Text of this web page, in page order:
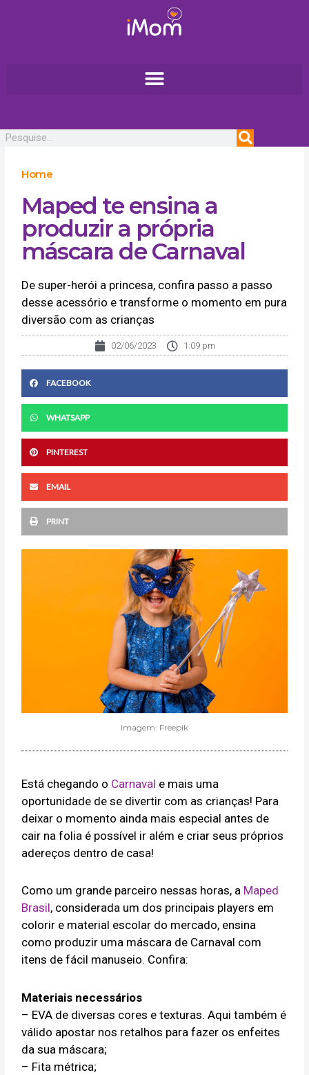
Home
Maped te ensina a
produzir a própria
máscara de Carnaval
De super-herói a princesa, confira passo a passo
desse acessório e transforme o momento em pura
diversão com as crianças
02/06/2023 1:09 pm
FACEBOOK
WHATSAPP
PINTEREST
EMAIL
PRINT
Imagem: Freepik
Está chegando o Carnaval e mais uma
oportunidade de se divertir com as crianças! Para
deixar o momento ainda mais especial antes de
cair na folia é possível ir além e criar seus próprios
adereços dentro de casa!
Como um grande parceiro nessas horas, a Maped
Brasil, considerada um dos principais players em
colorir e material escolar do mercado, ensina
como produzir uma máscara de Carnaval com
itens de fácil manuseio. Confira:
Materiais necessários
– EVA de diversas cores e texturas. Aqui também é
válido apostar nos retalhos para fazer os enfeites
da sua máscara;
– Fita métrica;